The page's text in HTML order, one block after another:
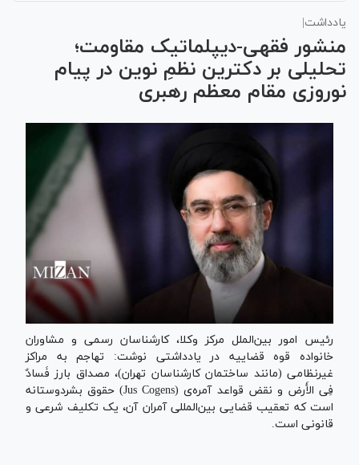
یادداشت|
منشور فقهی-دیپلماتیک مقاومت؛
تحلیلی بر دکترین نظمِ نوین در پیام
نوروزی مقام معظم رهبری
رئیس امور بین‌الملل مرکز وکلا، کارشناسان رسمی و مشاوران
خانواده قوه قضاییه در یادداشتی نوشت: تهاجم به مراکز
غیرنظامی (مانند ساختمان کارشناسان تهران)، مصداق بارز فَسادٌ
فِی الأَرض و نقض قواعد آمره‌ی (Jus Cogens) حقوق بشردوستانه
است که تعقیب قضایی بین‌المللی آمران آن، یک تکلیف شرعی و
قانونی است.